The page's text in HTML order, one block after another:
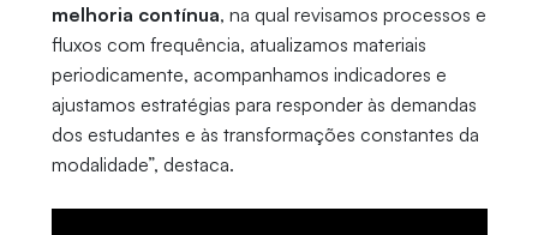
melhoria contínua, na qual revisamos processos e
fluxos com frequência, atualizamos materiais
periodicamente, acompanhamos indicadores e
ajustamos estratégias para responder às demandas
dos estudantes e às transformações constantes da
modalidade”, destaca.